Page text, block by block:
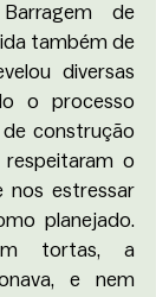
de
também de
diversas
o processo
construção
respeitaram o
nos estressar
planejado.
tortas, a
e nem